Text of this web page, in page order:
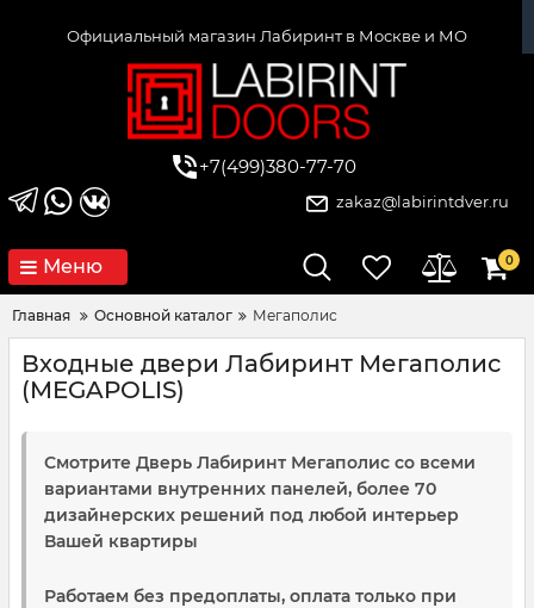
Официальный магазин Лабиринт в Москве и МО
+7(499)380-77-70
zakaz@labirintdver.ru
Меню 0
Главная Основной каталог Мегаполис
Входные двери Лабиринт Мегаполис
(MEGAPOLIS)
Смотрите Дверь Лабиринт Мегаполис со всеми
вариантами внутренних панелей, более 70
дизайнерских решений под любой интерьер
Вашей квартиры
Работаем без предоплаты, оплата только при